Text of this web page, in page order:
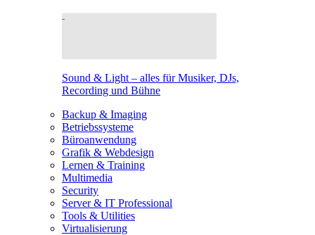
Sound & Light – alles für Musiker, DJs,
Recording und Bühne
Backup & Imaging
Betriebssysteme
Büroanwendung
Grafik & Webdesign
Lernen & Training
Multimedia
Security
Server & IT Professional
Tools & Utilities
Virtualisierung